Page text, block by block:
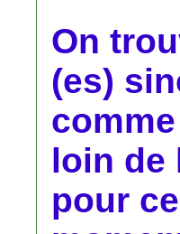
On
(es)
loin de
pour